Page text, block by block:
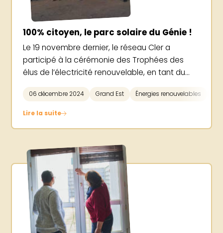
100% citoyen, le parc solaire du Génie !
Le 19 novembre dernier, le réseau Cler a
participé à la cérémonie des Trophées des
élus de l’électricité renouvelable, en tant du...
06 décembre 2024 Grand Est Énergies renouvelables
Lire la suite